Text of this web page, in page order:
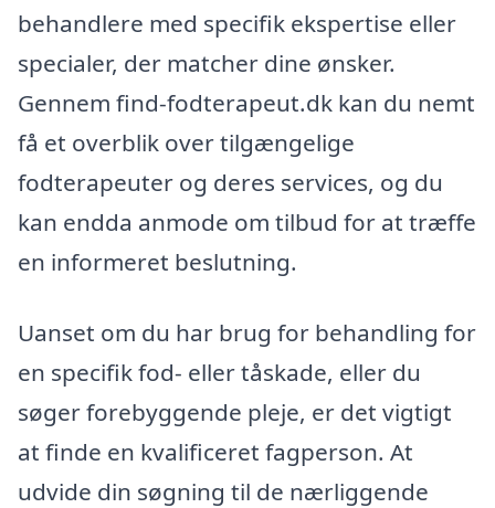
behandlere med specifik ekspertise eller
specialer, der matcher dine ønsker.
Gennem find-fodterapeut.dk kan du nemt
få et overblik over tilgængelige
fodterapeuter og deres services, og du
kan endda anmode om tilbud for at træffe
en informeret beslutning.
Uanset om du har brug for behandling for
en specifik fod- eller tåskade, eller du
søger forebyggende pleje, er det vigtigt
at finde en kvalificeret fagperson. At
udvide din søgning til de nærliggende